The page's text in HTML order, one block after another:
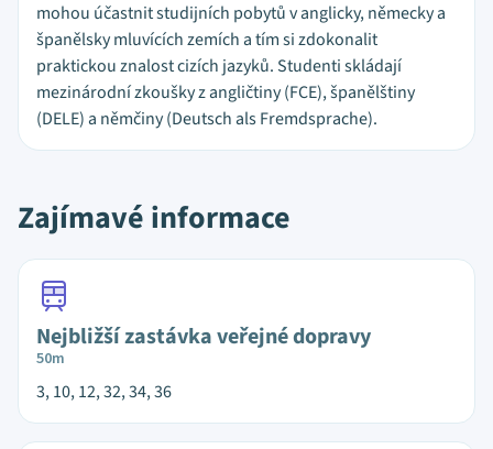
mohou účastnit studijních pobytů v anglicky, německy a
španělsky mluvících zemích a tím si zdokonalit
praktickou znalost cizích jazyků. Studenti skládají
mezinárodní zkoušky z angličtiny (FCE), španělštiny
(DELE) a němčiny (Deutsch als Fremdsprache).
Zajímavé informace
Nejbližší zastávka veřejné dopravy
50m
3, 10, 12, 32, 34, 36